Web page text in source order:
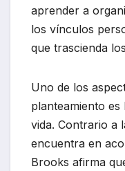
aprender a
los vínculos
que trascienda
Uno de los
planteamiento es
vida. Contrario a
encuentra en
Brooks afirma